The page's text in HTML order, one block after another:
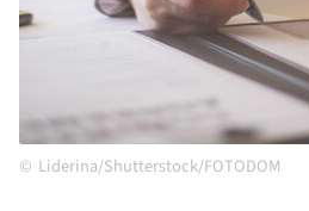
Liderina/Shutterstock/FOTODOM